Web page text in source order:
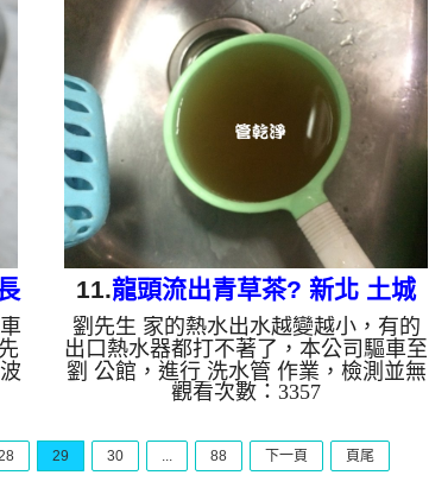
啟動 螺旋波 模式，一洗水管就噴出黃
色髒水，兩個多小時後，水管清洗乾淨
水出水量恢復了。 如是自來水，如水
管老化，會產生鐵鏽跟泥沙堆積，洗出
來的水就會是咖啡色，地下水含有氧化
錳，管壁上會結成黑色管垢，洗出來的
水會跟石油一樣黑，有些洗出綠色的
水，是因為裡面有銅的物質，生鏽產生
銅綠，如是藍色的水，是因為水龍頭合
金的養化造...
11.龍頭流出青草茶? 新北 土城
明峰街 水管清洗
劉先生 家的熱水出水越變越小，有的
出口熱水器都打不著了，本公司驅車至
劉 公館，進行 洗水管 作業，檢測並無
發現，本公司架起 高周波水管清洗
分，開啟 水管清洗機 ，啟動 螺旋
波 模式，剛洗水管就噴出髒水，劈哩
觀看次數：3357
29 30 ... 88 下一頁 頁尾